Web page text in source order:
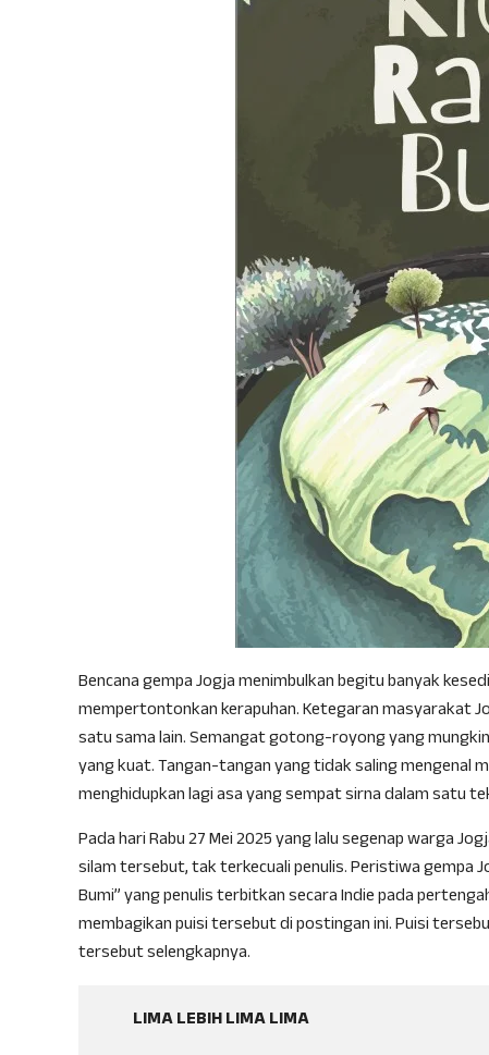
Bencana gempa Jogja menimbulkan begitu banyak
mempertontonkan kerapuhan. Ketegaran masyarakat
satu sama lain. Semangat gotong-royong yang
yang kuat. Tangan-tangan yang tidak saling mengenal
menghidupkan lagi asa yang sempat sirna dalam satu
Pada hari Rabu 27 Mei 2025 yang lalu segenap warga
silam tersebut, tak terkecuali penulis. Peristiwa gempa
Bumi” yang penulis terbitkan secara Indie pada
membagikan puisi tersebut di postingan ini. Puisi
tersebut selengkapnya.
LIMA LEBIH LIMA LIMA